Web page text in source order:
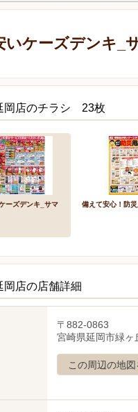
いケーズデンキ_
岡店のチラシ 23枚
ーズデンキ_サマ
備えて安心！防
岡店の店舗詳細
〒882-0863
宮崎県延岡市緑ヶ
この周辺の地図